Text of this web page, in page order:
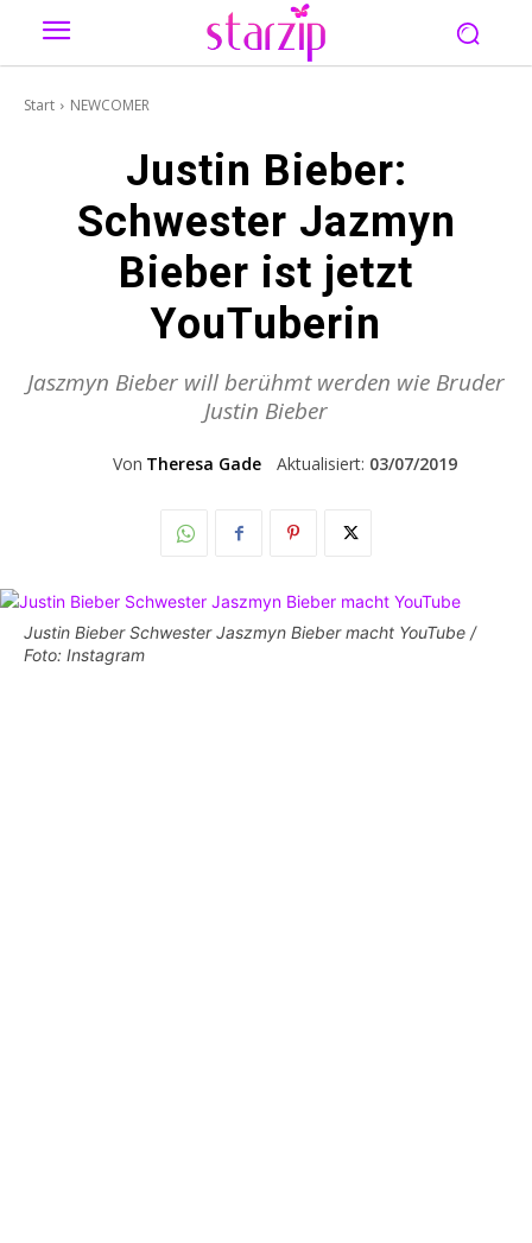
Start NEWCOMER
Justin Bieber:
Schwester Jazmyn
Bieber ist jetzt
YouTuberin
Jaszmyn Bieber will berühmt werden wie Bruder
Justin Bieber
Von Theresa Gade Aktualisiert: 03/07/2019
Justin Bieber Schwester Jaszmyn Bieber macht YouTube /
Foto: Instagram